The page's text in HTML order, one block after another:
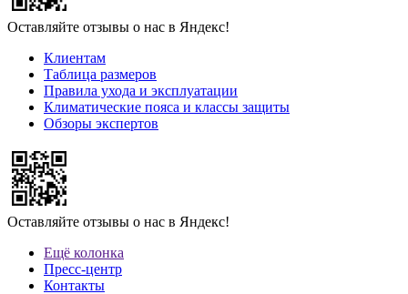
Оставляйте отзывы о нас в Яндекс!
Клиентам
Таблица размеров
Правила ухода и эксплуатации
Климатические пояса и классы защиты
Обзоры экспертов
Оставляйте отзывы о нас в Яндекс!
Ещё колонка
Пресс-центр
Контакты